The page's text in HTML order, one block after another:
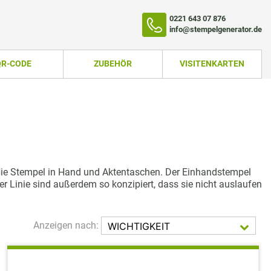
0221 643 07 876
info@stempelgenerator.de
CODE ZUBEHÖR VISITENKARTEN
Stempel in Hand und Aktentaschen. Der Einhandstempel
Linie sind außerdem so konzipiert, dass sie nicht auslaufen
Anzeigen nach:
WICHTIGKEIT
AUFST.